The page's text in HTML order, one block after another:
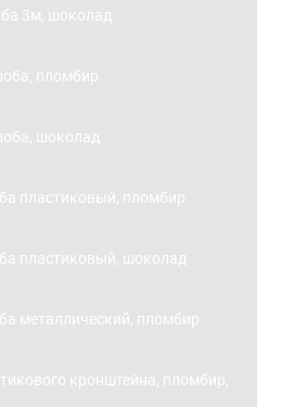
3м, шоколад
пломбир
шоколад
пластиковый, пломбир
пластиковый, шоколад
металлический, пломбир
кронштейна, пломбир,